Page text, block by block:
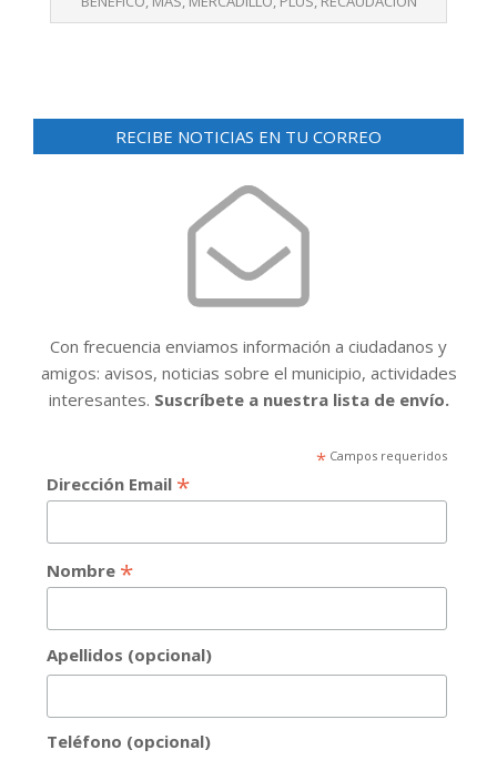
RECIBE NOTICIAS EN TU CORREO
Con frecuencia enviamos información a ciudadanos y
amigos: avisos, noticias sobre el municipio, actividades
interesantes. Suscríbete a nuestra lista de envío.
*Campos requeridos
Dirección Email *
Nombre *
Apellidos (opcional)
Teléfono (opcional)